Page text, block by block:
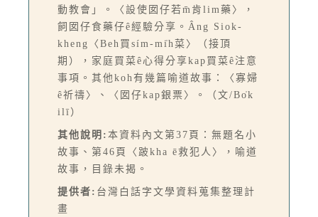
動教會」。〈設使囡仔若m̄肯lim藥〉，
飼囡仔食藥仔ê經驗分享。Âng Siok-
kheng〈Beh買sím-mi̍h菜〉（接頂
期），家庭買菜ê心得分享kap買菜ê注意
事項。其他koh有幾篇喻道故事：〈寡婦
ê祈禱〉、〈囡仔kap銀票〉。（文/Bo̍k
ilī）
其他說明: 本資料內文第37頁：無題名小
故事、第46頁〈跛kha ē救犯人〉，喻道
故事，目錄未揭。
提供者: 台灣白話字文學資料蒐集整理計
畫